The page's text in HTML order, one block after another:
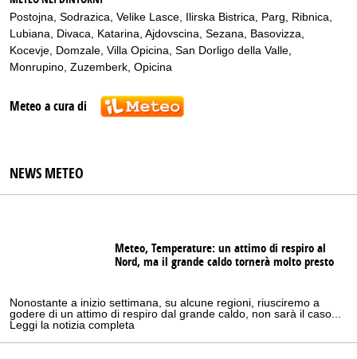
Postojna Sodrazica Velike Lasce Ilirska Bistrica Parg Ribnica
Lubiana
Divaca Katarina Ajdovscina Sezana Basovizza
Kocevje Domzale Villa Opicina San Dorligo della Valle
Monrupino Zuzemberk Opicina
Meteo a cura di
NEWS METEO
Meteo, Temperature: un attimo di respiro al
Nord, ma il grande caldo tornerà molto presto
Nonostante a inizio settimana, su alcune regioni, riusciremo a
godere di un attimo di respiro dal grande caldo, non sarà il caso...
Leggi la notizia completa